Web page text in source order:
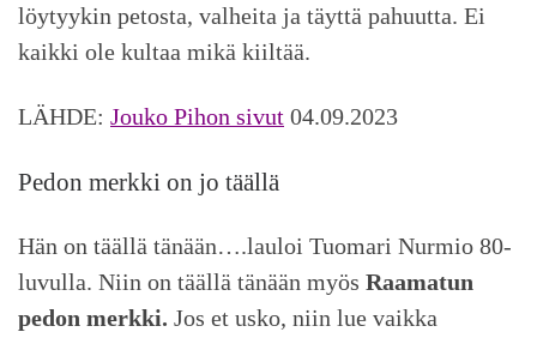
löytyykin petosta, valheita ja täyttä pahuutta. Ei
kaikki ole kultaa mikä kiiltää.
LÄHDE: Jouko Pihon sivut 04.09.2023
Pedon merkki on jo täällä
Hän on täällä tänään….lauloi Tuomari Nurmio 80-
luvulla. Niin on täällä tänään myös Raamatun
pedon merkki. Jos et usko, niin lue vaikka